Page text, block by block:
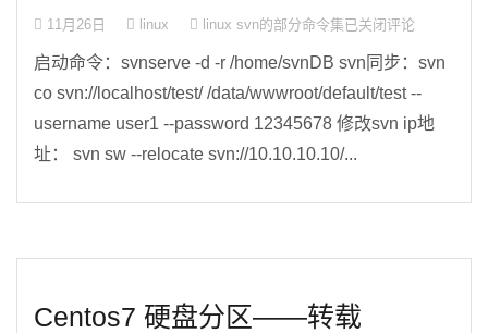
11月26日 linux linux svn的部分命令集已关闭评论
启动命令：svnserve -d -r /home/svnDB svn同步：svn
co svn://localhost/test/ /data/wwwroot/default/test --
username user1 --password 12345678 修改svn ip地
址： svn sw --relocate svn://10.10.10.10/...
Centos7 硬盘分区——转载